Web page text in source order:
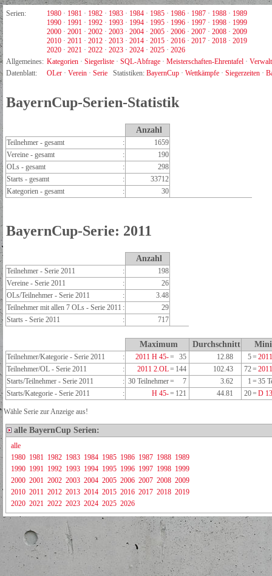
Serien: 1980 · 1981 · 1982 · 1983 · 1984 · 1985 · 1986 · 1987 · 1988 · 1989
1990 · 1991 · 1992 · 1993 · 1994 · 1995 · 1996 · 1997 · 1998 · 1999
2000 · 2001 · 2002 · 2003 · 2004 · 2005 · 2006 · 2007 · 2008 · 2009
2010 · 2011 · 2012 · 2013 · 2014 · 2015 · 2016 · 2017 · 2018 · 2019
2020 · 2021 · 2022 · 2023 · 2024 · 2025 · 2026
Allgemeines: Kategorien · Siegerliste · SQL-Abfrage · Meisterschaften-Ehrentafel ·
Datenblatt:
OLer · Verein · Serie Statistiken: BayernCup · Wettkämpfe · Siegerzeiten ·
BayernCup-Serien-Statistik
Anzahl
Teilnehmer - gesamt :
1659
Vereine - gesamt
:
190
OLs - gesamt
:
298
Starts - gesamt
:
33712
Kategorien - gesamt
: 30
BayernCup-Serie: 2011
Anzahl
Teilnehmer - Serie 2011 :
198
Vereine - Serie 2011
:
26
OLs/Teilnehmer - Serie 2011
:
3.48
Teilnehmer mit allen 7 OLs - Serie 2011 :
29
Starts - Serie 2011
: 717
Maximum Durchschnitt
Teilnehmer/Kategorie - Serie 2011 : 2011 H 45-= 35 12.88 5=
Teilnehmer/OL - Serie 2011
: 2011 2.OL= 144 102.43 72=
Starts/Teilnehmer - Serie 2011
: 30 Teilnehmer= 7 3.62 1 = 35
Starts/Kategorie - Serie 2011
: H 45-= 121 44.81 20= D
Wähle Serie zur Anzeige aus!
alle BayernCup Serien:
alle
1980 1981 1982 1983 1984 1985 1986 1987 1988 1989
1990 1991 1992 1993 1994 1995 1996 1997 1998 1999
2000 2001 2002 2003 2004 2005 2006 2007 2008 2009
2010 2011 2012 2013 2014 2015 2016 2017 2018 2019
2020 2021 2022 2023 2024 2025 2026